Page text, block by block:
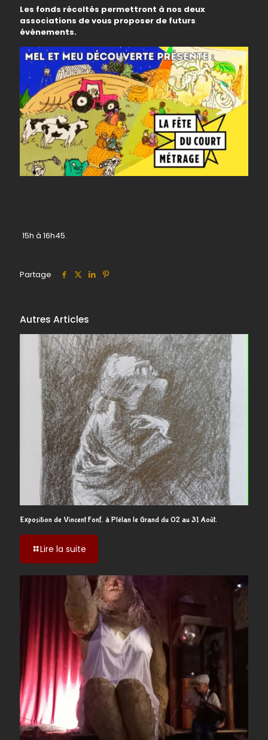
Les fonds récoltés permettront à nos deux
associations de vous proposer de futurs
évènements.
15h à 16h45.
Partage
Autres Articles
Exposition de Vincent Fonf. à Plélan le Grand du 02 au 31 Août.
Lire la suite
Exposition
Vincent
Fonf.
à
Plélan
Grand
du
02
au
Août.